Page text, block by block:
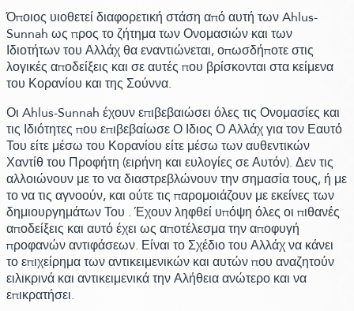
Όποιος υιοθετεί διαφορετική στάση από αυτή των Ahlus-
Sunnah ως προς το ζήτημα των Ονομασιών και των
Ιδιοτήτων του Αλλάχ θα εναντιώνεται, οπωσδήποτε στις
λογικές αποδείξεις και σε αυτές που βρίσκονται στα κείμενα
του Κορανίου και της Σούννα.
Οι Ahlus-Sunnah έχουν επιβεβαιώσει όλες τις Ονομασίες και
τις Ιδιότητες που επιβεβαίωσε Ο Ιδιος Ο Αλλάχ για τον Εαυτό
Του είτε μέσω του Κορανίου είτε μέσω των αυθεντικών
Χαντίθ του Προφήτη (ειρήνη και ευλογίες σε Αυτόν). Δεν τις
αλλοιώνουν με το να διαστρεβλώνουν την σημασία τους, ή με
το να τις αγνοούν, και ούτε τις παρομοιάζουν με εκείνες των
δημιουργημάτων Του . Έχουν ληφθεί υπόψη όλες οι πιθανές
αποδείξεις και αυτό έχει ως αποτέλεσμα την αποφυγή
προφανών αντιφάσεων. Είναι το Σχέδιο του Αλλάχ να κάνει
το επιχείρημα των αντικειμενικών και αυτών που αναζητούν
ειλικρινά και αντικειμενικά την Αλήθεια ανώτερο και να
επικρατήσει.